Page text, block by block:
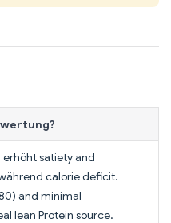
erhöht satiety and
calorie deficit.
and minimal
lean Protein source.